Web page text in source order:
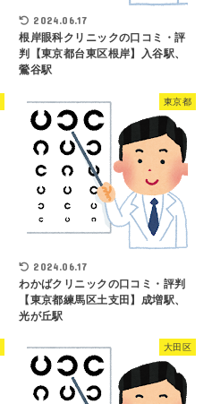
2024.06.17
根岸眼科クリニックの口コミ・評
判【東京都台東区根岸】入谷駅、
鶯谷駅
東京都
2024.06.17
わかばクリニックの口コミ・評判
【東京都練馬区土支田】成増駅、
光が丘駅
大田区